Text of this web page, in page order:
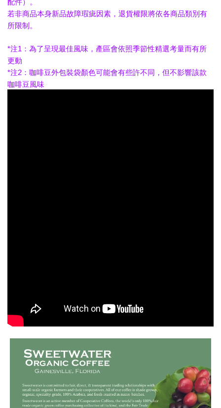
配件）。
若非商品本身新品故障瑕疵因素，退貨權限將依各商品類別有
所限制。
*注1：為了呈現最佳風味，產區會依照季節性精選考量而有所
更動
*注2：咖啡豆外包裝袋顏色可能會有些許不同，但不影響該款
咖啡豆風味